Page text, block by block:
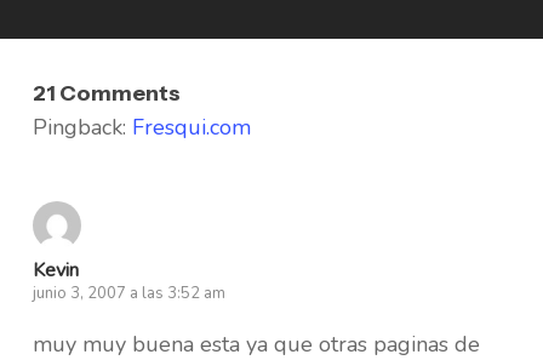
21 Comments
Pingback: Fresqui.com
Kevin
junio 3, 2007 a las 3:52 am
muy muy buena esta ya que otras paginas de